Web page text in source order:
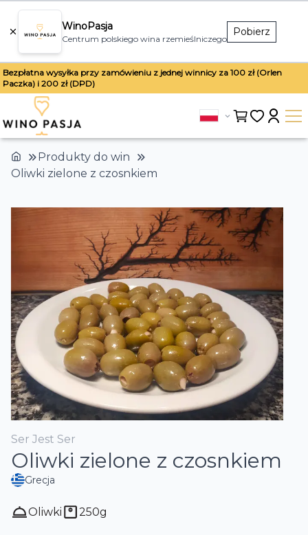
WinoPasja
Centrum polskiego wina rzemieślniczego
Pobierz
Bezpłatna wysyłka przy zamówieniu z jednej winnicy za 100 zł (Orlen
Paczka) i 200 zł (DPD)
Produkty do win
Oliwki zielone z czosnkiem
Ser Jest Ser
Oliwki zielone z czosnkiem
Grecja
Oliwki 250g